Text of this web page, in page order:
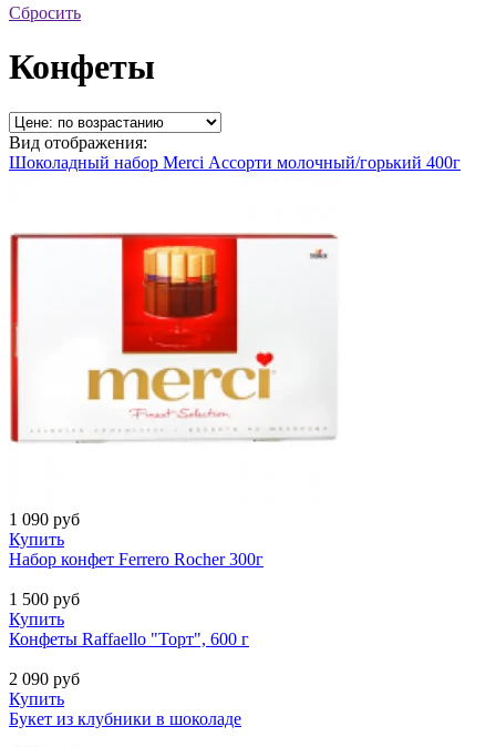
Сбросить
Конфеты
Вид отображения:
Шоколадный набор Merci Ассорти молочный/горький 400г
1 090 руб
Купить
Набор конфет Ferrero Rocher 300г
1 500 руб
Купить
Конфеты Raffaello "Торт", 600 г
2 090 руб
Купить
Букет из клубники в шоколаде